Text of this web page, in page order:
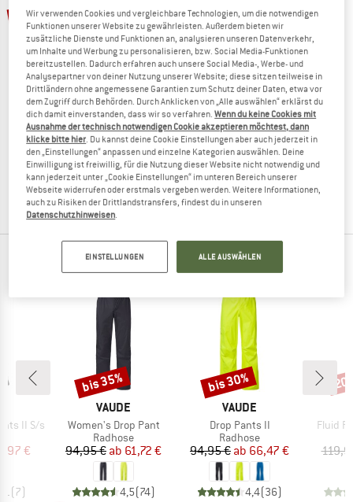
bis 22%
PATAGONIA
Dirt Roamer Storm Pants
Regenhose
289,95 € ab 226,16 €
5,0(2)
PATAGONIA
Women's Dirt Roamer Storm Pants
Radhose
275,45 €
4,5(2)
TOP PRODUKTE DEINER LIEBLINGSMARKEN
II S/s
Preis
€
(7)
MARKE
VAUDE
Artikel
Women's Drop Pant
Produktgruppe
Radhose
Preis
94,95 € reduzierter Preis
ab 61,72 €
4,5(74)
Rabatt
bis 35%
MARKE
VAUDE
Artikel
Drop Pants II
Produktgruppe
Radhose
Preis
94,95 € reduzierter Preis
ab 66,47 €
4,4(36)
Rabatt
bis 30%
Artikel
Fluid
Wir verwenden Cookies und vergleichbare Technologien, um die notwendigen
Funktionen unserer Website zu gewährleisten. Außerdem bieten wir
zusätzliche Dienste und Funktionen an, analysieren unseren Datenverkehr,
um Inhalte und Werbung zu personalisieren, bzw. Social Media-Funktionen
bereitzustellen. Dadurch erfahren auch unsere Social Media-, Werbe- und
Analysepartner von deiner Nutzung unserer Website; diese sitzen teilweise in
Drittländern ohne angemessene Garantien zum Schutz deiner Daten, etwa vor
dem Zugriff durch Behörden. Durch Anklicken von „Alle auswählen“ erklärst du
dich damit einverstanden, dass wir so verfahren.Wenn du keine Cookies mit
Ausnahme der technisch notwendigen Cookie akzeptieren möchtest, dann
klicke bitte hier . Du kannst deine Cookie Einstellungen aber auch jederzeit in
den „Einstellungen“ anpassen und einzelne Kategorien auswählen. Deine
Einwilligung ist freiwillig, für die Nutzung dieser Website nicht notwendig und
kann jederzeit unter „Cookie Einstellungen“ im unteren Bereich unserer
Webseite widerrufen oder erstmals vergeben werden. Weitere Informationen,
auch zu Risiken der Drittlandstransfers, findest du in unseren
Datenschutzhinweisen
EINSTELLUNGEN ALLE AUSWÄHLEN